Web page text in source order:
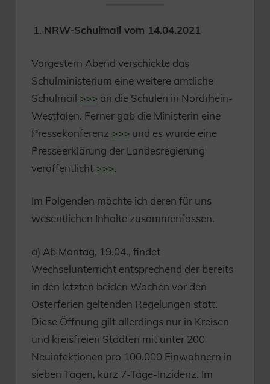
NRW-Schulmail vom 14.04.2021
Vorgestern Abend verschickte das
Schulministerium eine weitere amtliche
Schulmail >>> an die Schulen in Nordrhein-
Westfalen. Ferner gab die Ministerin eine
Pressekonferenz >>> und es wurde eine
Presseerklärung der Landesregierung
veröffentlicht >>>.
Im Folgenden möchte ich deren für uns
wesentlichen Inhalte zusammenfassen.
a) Ab Montag, 19.04., findet
Wechselunterricht entsprechend der bereits
in den letzten beiden Wochen vor den
Osterferien geltenden Regelungen statt.
Diese Öffnung gilt allerdings nur in Kreisen
und kreisfreien Städten mit unter 200
Neuinfektionen pro 100.000 Einwohnern in
sieben Tagen, kurz 7-Tage-Inzidenz. Im